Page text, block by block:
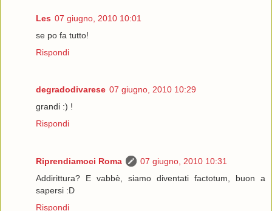
Les 07 giugno, 2010 10:01
se po fa tutto!
Rispondi
degradodivarese 07 giugno, 2010 10:29
grandi :) !
Rispondi
Riprendiamoci Roma
07 giugno, 2010 10:31
Addirittura? E vabbè, siamo diventati factotum, buon a
sapersi :D
Rispondi